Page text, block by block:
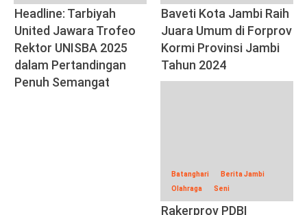
Headline: Tarbiyah
United Jawara Trofeo
Rektor UNISBA 2025
dalam Pertandingan
Penuh Semangat
Baveti Kota Jambi Raih
Juara Umum di Forprov
Kormi Provinsi Jambi
Tahun 2024
Batanghari
Berita Jambi
Olahraga
Seni
Rakerprov PDBI